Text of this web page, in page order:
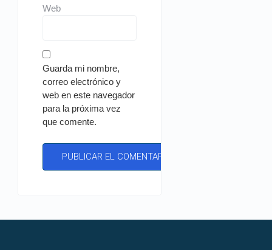
Web
Guarda mi nombre,
correo electrónico y
web en este navegador
para la próxima vez
que comente.